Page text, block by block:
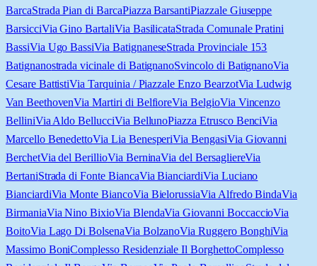
BarcaStrada Pian di BarcaPiazza BarsantiPiazzale Giuseppe
BarsicciVia Gino BartaliVia BasilicataStrada Comunale Pratini
BassiVia Ugo BassiVia BatignaneseStrada Provinciale 153
Batignanostrada vicinale di BatignanoSvincolo di BatignanoVia
Cesare BattistiVia Tarquinia / Piazzale Enzo BearzotVia Ludwig
Van BeethovenVia Martiri di BelfioreVia BelgioVia Vincenzo
BelliniVia Aldo BellucciVia BellunoPiazza Etrusco BenciVia
Marcello BenedettoVia Lia BenesperiVia BengasiVia Giovanni
BerchetVia del BerillioVia BerninaVia del BersagliereVia
BertaniStrada di Fonte BiancaVia BianciardiVia Luciano
BianciardiVia Monte BiancoVia BielorussiaVia Alfredo BindaVia
BirmaniaVia Nino BixioVia BlendaVia Giovanni BoccaccioVia
BoitoVia Lago Di BolsenaVia BolzanoVia Ruggero BonghiVia
Massimo BoniComplesso Residenziale Il BorghettoComplesso